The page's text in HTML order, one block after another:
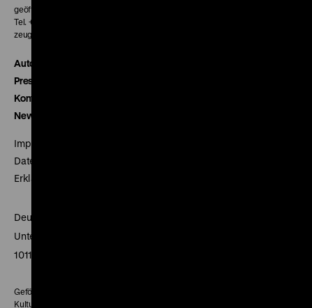
geöffnet 30 Minuten vor Beginn der ersten Vorstellung
Tel. + 49 30 20304-770
zeughauskino@dhm.de
Autor*innen
Presse
Kontakt
Newsletter
Impressum
Datenschutz
Erklärung digitale Barrierefreiheit
Deutsches Historisches Museum
Unter den Linden 2
10117 Berlin
Gefördert mit Mitteln des Beauftragten der Bundesregierung für
Kultur und Medien